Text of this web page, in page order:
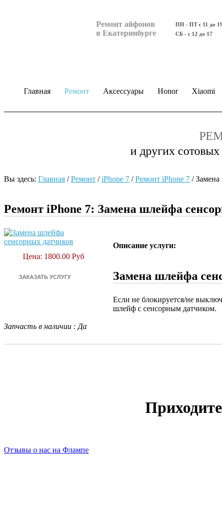
Ремонт айфонов
в Екатеринбурге
ПН - ПТ с 11 до
СБ - с 12 до 17
Главная Ремонт Аксессуары Honor Xiaomi
и других
Вы здесь: Главная /Ремонт /iPhone 7 /Ремонт iPhone 7 /Замена
Ремонт iPhone 7: Замена шлейфа
Цена: 1800.00 Руб
Описание услуги:
Замена шлейфа
Если не блокируется/не
шлейф с сенсорным датчиком.
Запчасть в наличии : Да
Отзывы о нас на Флампе